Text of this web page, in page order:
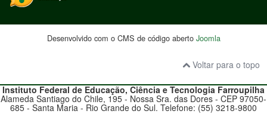
Desenvolvido com o CMS de código aberto Joomla
Voltar para o topo
Instituto Federal de Educação, Ciência e Tecnologia Farroupilha
Alameda Santiago do Chile, 195 - Nossa Sra. das Dores - CEP 97050-
685 - Santa Maria - Rio Grande do Sul. Telefone: (55) 3218-9800